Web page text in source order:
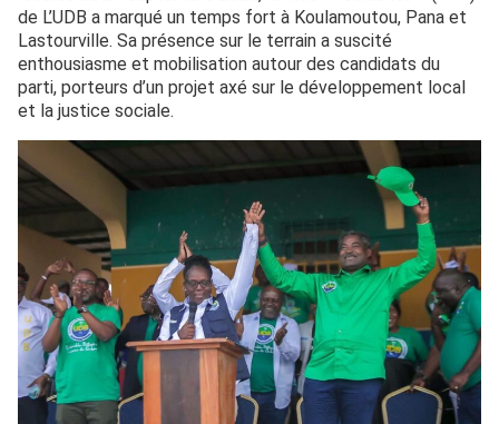
de L’UDB a marqué un temps fort à Koulamoutou, Pana et
Lastourville. Sa présence sur le terrain a suscité
enthousiasme et mobilisation autour des candidats du
parti, porteurs d’un projet axé sur le développement local
et la justice sociale.